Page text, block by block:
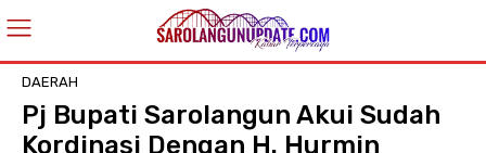
DAERAH
Pj Bupati Sarolangun Akui Sudah
Kordinasi Dengan H. Hurmin